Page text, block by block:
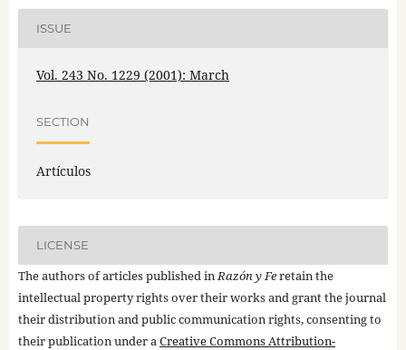
ISSUE
Vol. 243 No. 1229 (2001): March
SECTION
Artículos
LICENSE
The authors of articles published inRazón y Feretain the
intellectual property rights over their works and grant the journal
their distribution and public communication rights, consenting to
their publication under aCreative Commons Attribution-